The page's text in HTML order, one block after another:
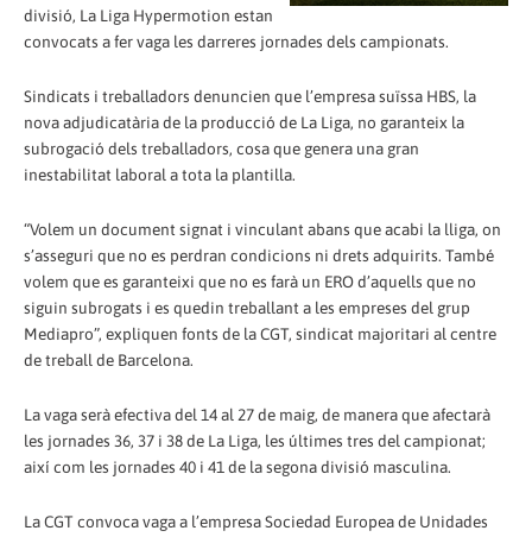
divisió, La Liga Hypermotion estan
convocats a fer vaga les darreres jornades dels campionats.
Sindicats i treballadors denuncien que l’empresa suïssa HBS, la
nova adjudicatària de la producció de La Liga, no garanteix la
subrogació dels treballadors, cosa que genera una gran
inestabilitat laboral a tota la plantilla.
“Volem un document signat i vinculant abans que acabi la lliga, on
s’asseguri que no es perdran condicions ni drets adquirits. També
volem que es garanteixi que no es farà un ERO d’aquells que no
siguin subrogats i es quedin treballant a les empreses del grup
Mediapro”, expliquen fonts de la CGT, sindicat majoritari al centre
de treball de Barcelona.
La vaga serà efectiva del 14 al 27 de maig, de manera que afectarà
les jornades 36, 37 i 38 de La Liga, les últimes tres del campionat;
així com les jornades 40 i 41 de la segona divisió masculina.
La CGT convoca vaga a l’empresa Sociedad Europea de Unidades